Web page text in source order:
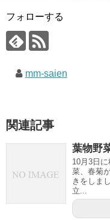
フォローする
mm-saien
関連記事
葉物野
10月3日
菜、春菊
きをしま
立...